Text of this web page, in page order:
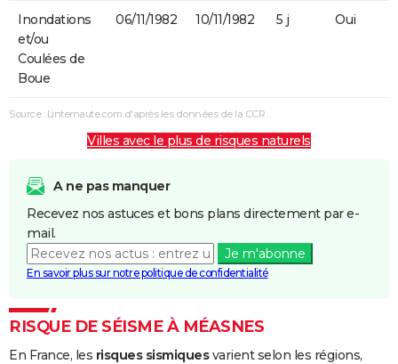
Inondations
et/ou
Coulées de
Boue
06/11/1982 10/11/1982 5 j Oui
Source : Linternaute.com d'après les données de la CCR
Villes avec le plus de risques naturels
A ne pas manquer
Recevez nos astuces et bons plans directement par e-
mail.
Je m'abonne
En savoir plus sur notre politique de confidentialité
RISQUE DE SÉISME À MÉASNES
En France, les risques sismiquesvarient selon les régions,